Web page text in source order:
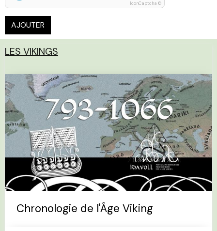
IconCaptcha ©
AJOUTER
LES VIKINGS
Chronologie de l'Âge Viking